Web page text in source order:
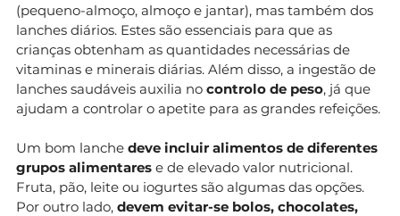
(pequeno-almoço, almoço e jantar), mas também dos
lanches diários. Estes são essenciais para que as
crianças obtenham as quantidades necessárias de
vitaminas e minerais diárias. Além disso, a ingestão de
lanches saudáveis auxilia no controlo de peso, já que
ajudam a controlar o apetite para as grandes refeições.
Um bom lanche deve incluir alimentos de diferentes
grupos alimentares e de elevado valor nutricional.
Fruta, pão, leite ou iogurtes são algumas das opções.
Por outro lado, devem evitar-se bolos, chocolates,